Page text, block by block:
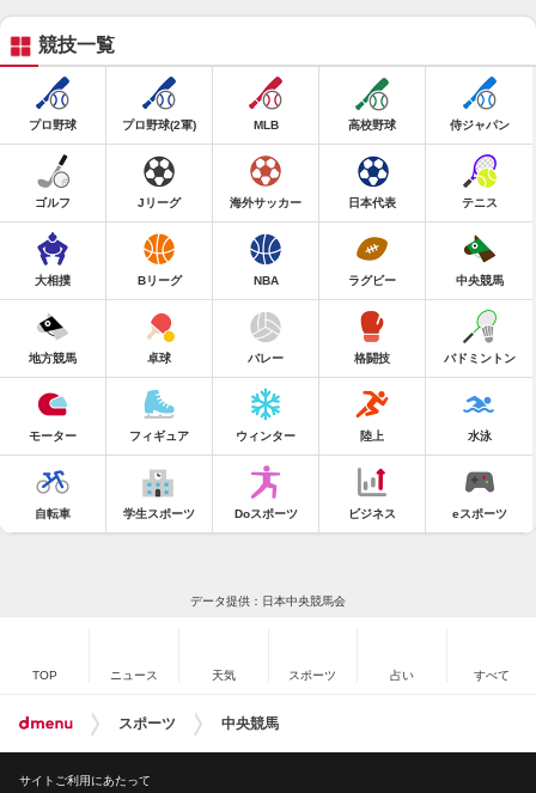
競技一覧
プロ野球 プロ野球(2軍) MLB 高校野球 侍ジャパン
ゴルフ Jリーグ 海外サッカー 日本代表 テニス
大相撲 Bリーグ NBA ラグビー 中央競馬
地方競馬 卓球 バレー 格闘技 バドミントン
モーター フィギュア ウィンター 陸上 水泳
自転車 学生スポーツ Doスポーツ ビジネス eスポーツ
データ提供：日本中央競馬会
TOP ニュース 天気 スポーツ 占い すべて
スポーツ 中央競馬
サイトご利用にあたって